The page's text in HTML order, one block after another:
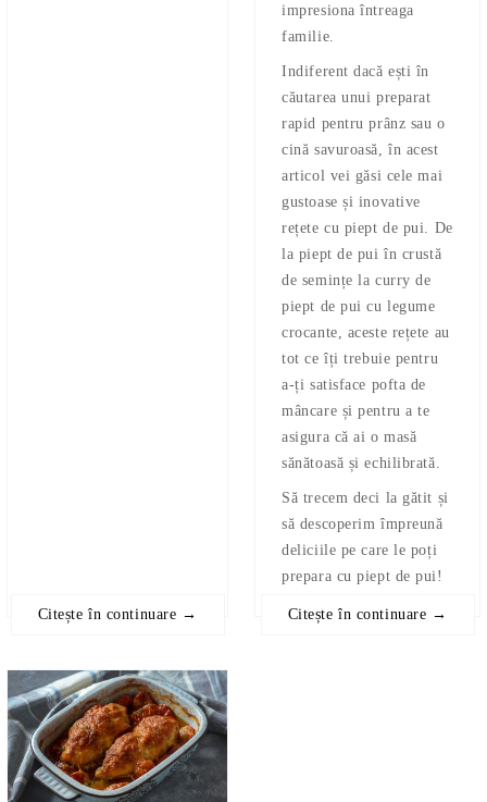
Citește în continuare →
impresiona întreaga
familie.
Indiferent dacă ești în
căutarea unui preparat
rapid pentru prânz sau o
cină savuroasă, în acest
articol vei găsi cele mai
gustoase și inovative
rețete cu piept de pui. De
la piept de pui în crustă
de semințe la curry de
piept de pui cu legume
crocante, aceste rețete au
tot ce îți trebuie pentru
a-ți satisface pofta de
mâncare și pentru a te
asigura că ai o masă
sănătoasă și echilibrată.
Să trecem deci la gătit și
să descoperim împreună
deliciile pe care le poți
prepara cu piept de pui!
Citește în continuare →